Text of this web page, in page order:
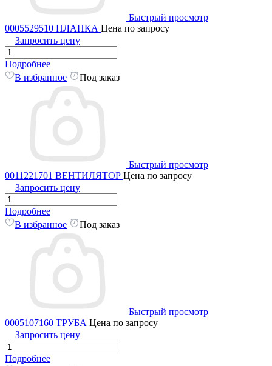
Быстрый просмотр
0005529510 ПЛАНКА Цена по запросу
Запросить цену
Подробнее
В избранное
Под заказ
Быстрый просмотр
0011221701 ВЕНТИЛЯТОР Цена по запросу
Запросить цену
Подробнее
В избранное
Под заказ
Быстрый просмотр
0005107160 ТРУБА Цена по запросу
Запросить цену
Подробнее